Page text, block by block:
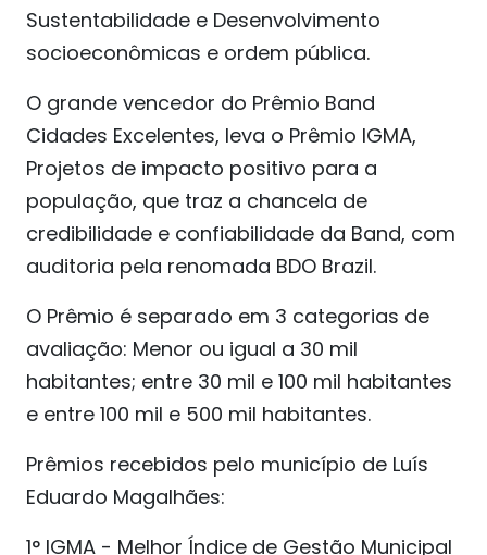
Sustentabilidade e Desenvolvimento
socioeconômicas e ordem pública.
O grande vencedor do Prêmio Band
Cidades Excelentes, leva o Prêmio IGMA,
Projetos de impacto positivo para a
população, que traz a chancela de
credibilidade e confiabilidade da Band, com
auditoria pela renomada BDO Brazil.
O Prêmio é separado em 3 categorias de
avaliação: Menor ou igual a 30 mil
habitantes; entre 30 mil e 100 mil habitantes
e entre 100 mil e 500 mil habitantes.
Prêmios recebidos pelo município de Luís
Eduardo Magalhães:
1° IGMA - Melhor Índice de Gestão Municipal